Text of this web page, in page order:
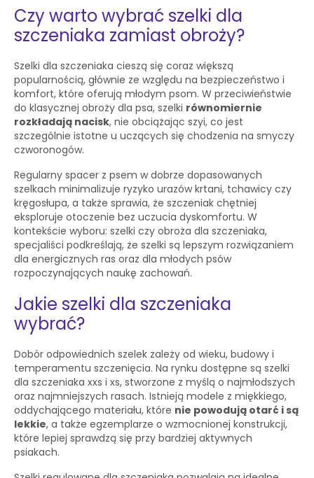
Czy warto wybrać szelki dla
szczeniaka zamiast obroży?
Szelki dla szczeniaka cieszą się coraz większą
popularnością, głównie ze względu na bezpieczeństwo i
komfort, które oferują młodym psom. W przeciwieństwie
do klasycznej obroży dla psa, szelki równomiernie
rozkładają nacisk, nie obciążając szyi, co jest
szczególnie istotne u uczących się chodzenia na smyczy
czworonogów.
Regularny spacer z psem w dobrze dopasowanych
szelkach minimalizuje ryzyko urazów krtani, tchawicy czy
kręgosłupa, a także sprawia, że szczeniak chętniej
eksploruje otoczenie bez uczucia dyskomfortu. W
kontekście wyboru: szelki czy obroża dla szczeniaka,
specjaliści podkreślają, że szelki są lepszym rozwiązaniem
dla energicznych ras oraz dla młodych psów
rozpoczynających naukę zachowań.
Jakie szelki dla szczeniaka
wybrać?
Dobór odpowiednich szelek zależy od wieku, budowy i
temperamentu szczenięcia. Na rynku dostępne są szelki
dla szczeniaka xxs i xs, stworzone z myślą o najmłodszych
oraz najmniejszych rasach. Istnieją modele z miękkiego,
oddychającego materiału, które nie powodują otarć i są
lekkie, a także egzemplarze o wzmocnionej konstrukcji,
które lepiej sprawdzą się przy bardziej aktywnych
psiakach.